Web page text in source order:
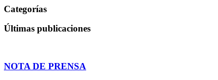
Categorías
Últimas publicaciones
NOTA DE PRENSA